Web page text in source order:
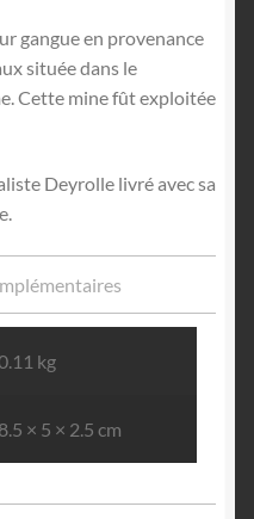
gangue en provenance
située dans le
Cette mine fût exploitée
Deyrolle livré avec sa
kg
8.5 × 5 × 2.5 cm